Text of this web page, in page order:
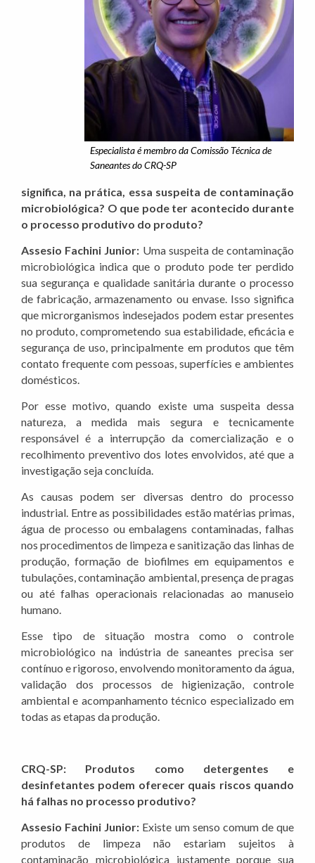
Especialista é membro da Comissão Técnica de
Saneantes do CRQ-SP
significa, na prática, essa suspeita de contaminação
microbiológica? O que pode ter acontecido durante
o processo produtivo do produto?
Assesio Fachini Junior: Uma suspeita de contaminação
microbiológica indica que o produto pode ter perdido
sua segurança e qualidade sanitária durante o processo
de fabricação, armazenamento ou envase. Isso significa
que microrganismos indesejados podem estar presentes
no produto, comprometendo sua estabilidade, eficácia e
segurança de uso, principalmente em produtos que têm
contato frequente com pessoas, superfícies e ambientes
domésticos.
Por esse motivo, quando existe uma suspeita dessa
natureza, a medida mais segura e tecnicamente
responsável é a interrupção da comercialização e o
recolhimento preventivo dos lotes envolvidos, até que a
investigação seja concluída.
As causas podem ser diversas dentro do processo
industrial. Entre as possibilidades estão matérias primas,
água de processo ou embalagens contaminadas, falhas
nos procedimentos de limpeza e sanitização das linhas de
produção, formação de biofilmes em equipamentos e
tubulações, contaminação ambiental, presença de pragas
ou até falhas operacionais relacionadas ao manuseio
humano.
Esse tipo de situação mostra como o controle
microbiológico na indústria de saneantes precisa ser
contínuo e rigoroso, envolvendo monitoramento da água,
validação dos processos de higienização, controle
ambiental e acompanhamento técnico especializado em
todas as etapas da produção.
CRQ-SP: Produtos como detergentes e
desinfetantes podem oferecer quais riscos quando
há falhas no processo produtivo?
Assesio Fachini Junior: Existe um senso comum de que
produtos de limpeza não estariam sujeitos à
contaminação microbiológica justamente porque sua